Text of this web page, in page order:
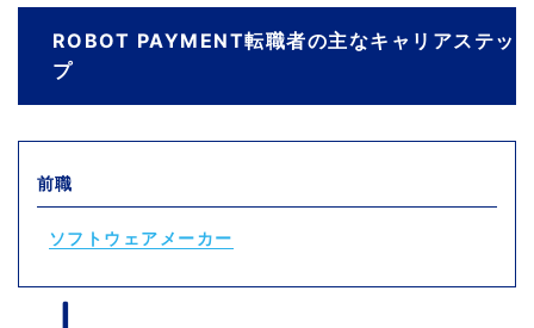
ROBOT PAYMENT転職者の主なキャリアステッ
プ
前職
ソフトウェアメーカー